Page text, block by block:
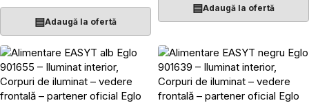
▤Adaugă la ofertă
▤Adaugă la ofertă